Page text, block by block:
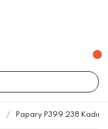
Papary P399 238 Kadın